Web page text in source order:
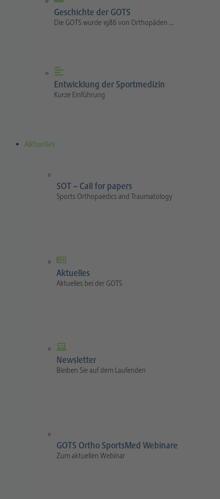
Geschichte der GOTS
Die GOTS wurde 1986 von Orthopäden …
Entwicklung der Sportmedizin
Kurze Einführung
Aktuelles
SOT – Call for papers
Sports Orthopaedics and Traumatology
Aktuelles
Aktuelles bei der GOTS
Newsletter
Bleiben Sie auf dem Laufenden
GOTS Ortho SportsMed Webinare
Zum aktuellen Webinar